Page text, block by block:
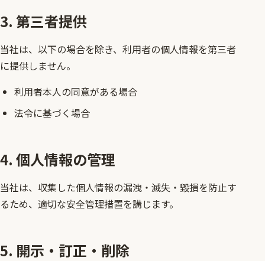
3. 第三者提供
当社は、以下の場合を除き、利用者の個人情報を第三者
に提供しません。
利用者本人の同意がある場合
法令に基づく場合
4. 個人情報の管理
当社は、収集した個人情報の漏洩・滅失・毀損を防止す
るため、適切な安全管理措置を講じます。
5. 開示・訂正・削除